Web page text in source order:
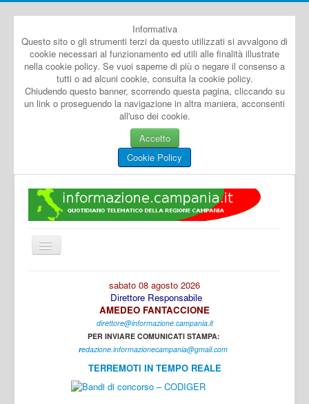
Informativa
Questo sito o gli strumenti terzi da questo utilizzati si avvalgono di
cookie necessari al funzionamento ed utili alle finalità illustrate
nella cookie policy. Se vuoi saperne di più o negare il consenso a
tutti o ad alcuni cookie, consulta la cookie policy.
Chiudendo questo banner, scorrendo questa pagina, cliccando su
un link o proseguendo la navigazione in altra maniera, acconsenti
all'uso dei cookie.
Accetto
Cookie Policy
Cambia
navigazione
sabato 08 agosto 2026
Direttore Responsabile
AMEDEO FANTACCIONE
direttore@informazione.campania.it
PER INVIARE COMUNICATI STAMPA:
redazione.informazionecampania@gmail.com
TERREMOTI IN TEMPO REALE